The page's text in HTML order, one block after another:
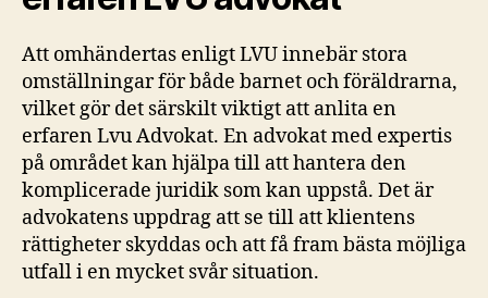
Att omhändertas enligt LVU innebär stora
omställningar för både barnet och föräldrarna,
vilket gör det särskilt viktigt att anlita en
erfaren Lvu Advokat. En advokat med expertis
på området kan hjälpa till att hantera den
komplicerade juridik som kan uppstå. Det är
advokatens uppdrag att se till att klientens
rättigheter skyddas och att få fram bästa möjliga
utfall i en mycket svår situation.